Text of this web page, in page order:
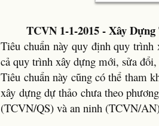
TCVN 1-1-2015 - Xây
Tiêu chuẩn này quy định quy
cả quy trình xây dựng mới, sửa
Tiêu chuẩn này cũng có thể tham
xây dựng dự thảo chưa theo
(TCVN/QS) và an ninh (TCVN/